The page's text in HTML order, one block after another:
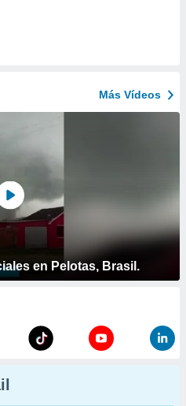
Más Vídeos
en Pelotas, Brasil.